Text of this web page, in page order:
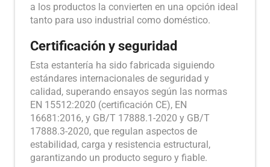
a los productos la convierten en una opción ideal
tanto para uso industrial como doméstico.
Certificación y seguridad
Esta estantería ha sido fabricada siguiendo
estándares internacionales de seguridad y
calidad, superando ensayos según las normas
EN 15512:2020 (certificación CE), EN
16681:2016, y GB/T 17888.1-2020 y GB/T
17888.3-2020, que regulan aspectos de
estabilidad, carga y resistencia estructural,
garantizando un producto seguro y fiable.